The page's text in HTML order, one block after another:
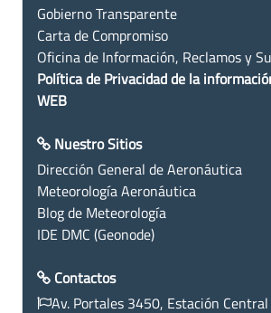
Gobierno Transparente
Carta de Compromiso
Oficina de Información, Reclamos y
Política de Privacidad de la
WEB
Nuestro Sitios
Dirección General de Aeronáutica
Meteorología Aeronáutica
Blog de Meteorología
IDE DMC (Geonode)
Contactos
Av. Portales 3450, Estación Central